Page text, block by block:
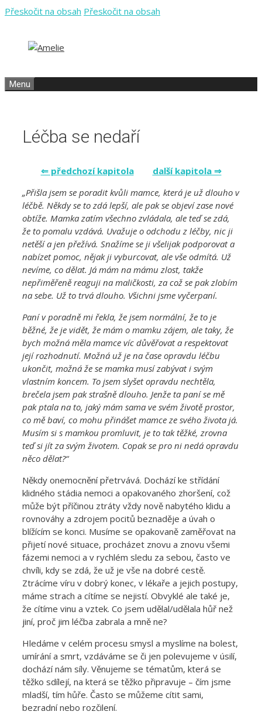
Přeskočit na obsah Přeskočit na obsah
Menu
Léčba se nedaří
⇐ předchozí kapitola
další kapitola ⇒
„Přišla jsem se poradit kvůli mamce, která je už dlouho v
léčbě. Někdy se to zdá lepší, ale pak se objeví zase nové
obtíže. Mamka zatím všechno zvládala, ale teď se zdá,
že to pomalu vzdává. Uvažuje o odchodu z léčby, nic ji
netěší a jen přežívá. Snažíme se ji všelijak podporovat a
nabízet pomoc, nějak ji vyburcovat, ale vše odmítá. Už
nevíme, co dělat. Já mám na mámu zlost, takže
nepřiměřeně reaguji na maličkosti, za což se pak zlobím
na sebe. Už to trvá dlouho. Všichni jsme vyčerpaní.
Paní v poradně mi řekla, že jsem normální, že to je
běžné, že je vidět, že mám o mamku zájem, ale taky, že
bych možná měla mamce víc důvěřovat a respektovat
její rozhodnutí. Možná už je na čase opravdu léčbu
ukončit, možná že se mamka musí zabývat i svým
vlastním koncem. To jsem slyšet opravdu nechtěla,
brečela jsem pak strašně dlouho. Jenže ta paní se mě
pak ptala na to, jaký mám sama ve svém životě prostor,
co mě baví, co mohu přinášet mamce ze svého života já.
Musím si s mamkou promluvit, je to tak těžké, zrovna
teď si jít za svým životem. Copak se pro ni nedá opravdu
něco dělat?“
Někdy onemocnění přetrvává. Dochází ke střídání
klidného stádia nemoci a opakovaného zhoršení, což
může být příčinou ztráty vždy nově nabytého klidu a
rovnováhy a zdrojem pocitů beznaděje a úvah o
blížícím se konci. Musíme se opakovaně zaměřovat na
přijetí nové situace, procházet znovu a znovu všemi
fázemi nemoci a v rychlém sledu za sebou, často ve
chvíli, kdy se zdá, že už je vše na dobré cestě.
Ztrácíme víru v dobrý konec, v lékaře a jejich postupy,
máme strach a cítíme se nejistí. Obvyklé ale také je,
že cítíme vinu a vztek. Co jsem udělal/udělala hůř než
jiní, proč jim léčba zabrala a mně ne?
Hledáme v celém procesu smysl a myslíme na bolest,
umírání a smrt, vzdáváme se či jen polevujeme v úsilí,
dochází nám síly. Věnujeme se tématům, která se
těžko sdílejí, na která se těžko připravuje – čím jsme
mladší, tím hůře. Často se můžeme cítit sami,
bezradní nebo rozčilení.